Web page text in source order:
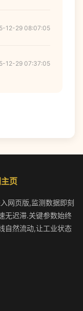
12-29 08:07:05
12-29 07:37:05
页
网页版,监测数据即刻
无迟滞.关键参数始终
自然流动,让工业状态